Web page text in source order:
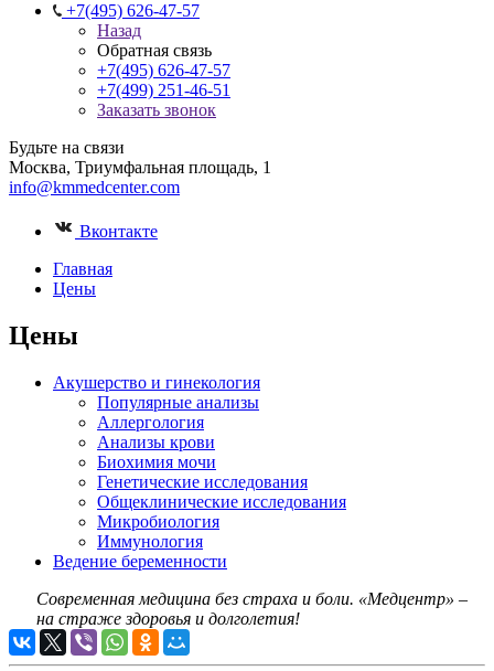
+7(495) 626-47-57
Назад
Обратная связь
+7(495) 626-47-57
+7(499) 251-46-51
Заказать звонок
Будьте на связи
Москва, Триумфальная площадь, 1
info@kmmedcenter.com
Вконтакте
Главная
Цены
Цены
Акушерство и гинекология
Популярные анализы
Аллергология
Анализы крови
Биохимия мочи
Генетические исследования
Общеклинические исследования
Микробиология
Иммунология
Ведение беременности
Современная медицина без страха и боли. «Медцентр» –
на страже здоровья и долголетия!